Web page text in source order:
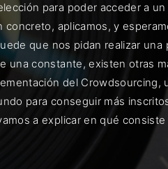
para poder acceder a
aplicamos, y
que nos pidan realizar
constante, existen otras
del Crowdsourcing,
para conseguir más
a explicar en qué